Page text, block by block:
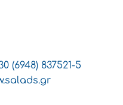
(6948) 837521-5